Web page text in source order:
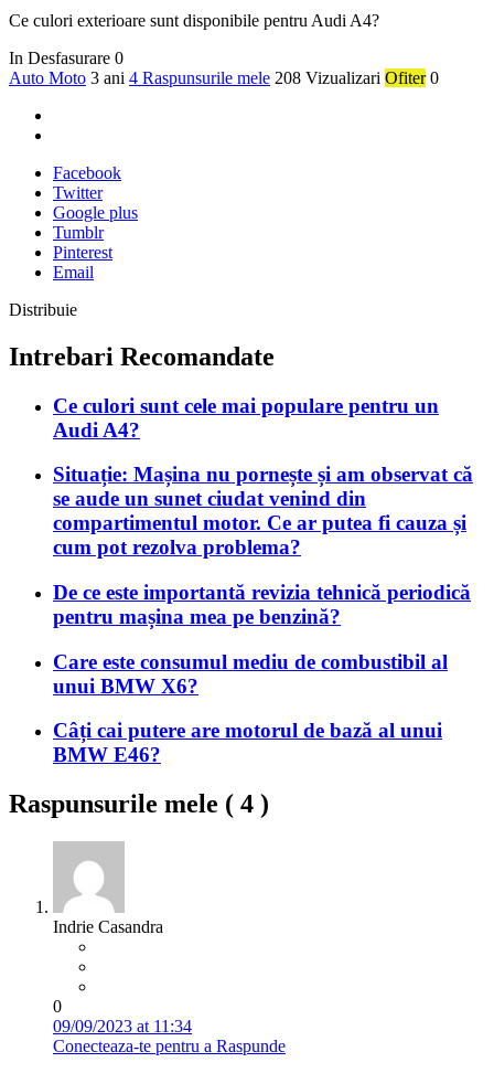
Ce culori exterioare sunt disponibile pentru Audi A4?
In Desfasurare 0
Auto Moto 3 ani 4 Raspunsurile mele 208 Vizualizari Ofiter 0
Facebook
Twitter
Google plus
Tumblr
Pinterest
Email
Distribuie
Intrebari Recomandate
Ce culori sunt cele mai populare pentru un
Audi A4?
Situație: Mașina nu pornește și am observat că
se aude un sunet ciudat venind din
compartimentul motor. Ce ar putea fi cauza și
cum pot rezolva problema?
De ce este importantă revizia tehnică periodică
pentru mașina mea pe benzină?
Care este consumul mediu de combustibil al
unui BMW X6?
Câți cai putere are motorul de bază al unui
BMW E46?
Raspunsurile mele ( 4 )
Indrie Casandra
0
09/09/2023 at 11:34
Conecteaza-te pentru a Raspunde